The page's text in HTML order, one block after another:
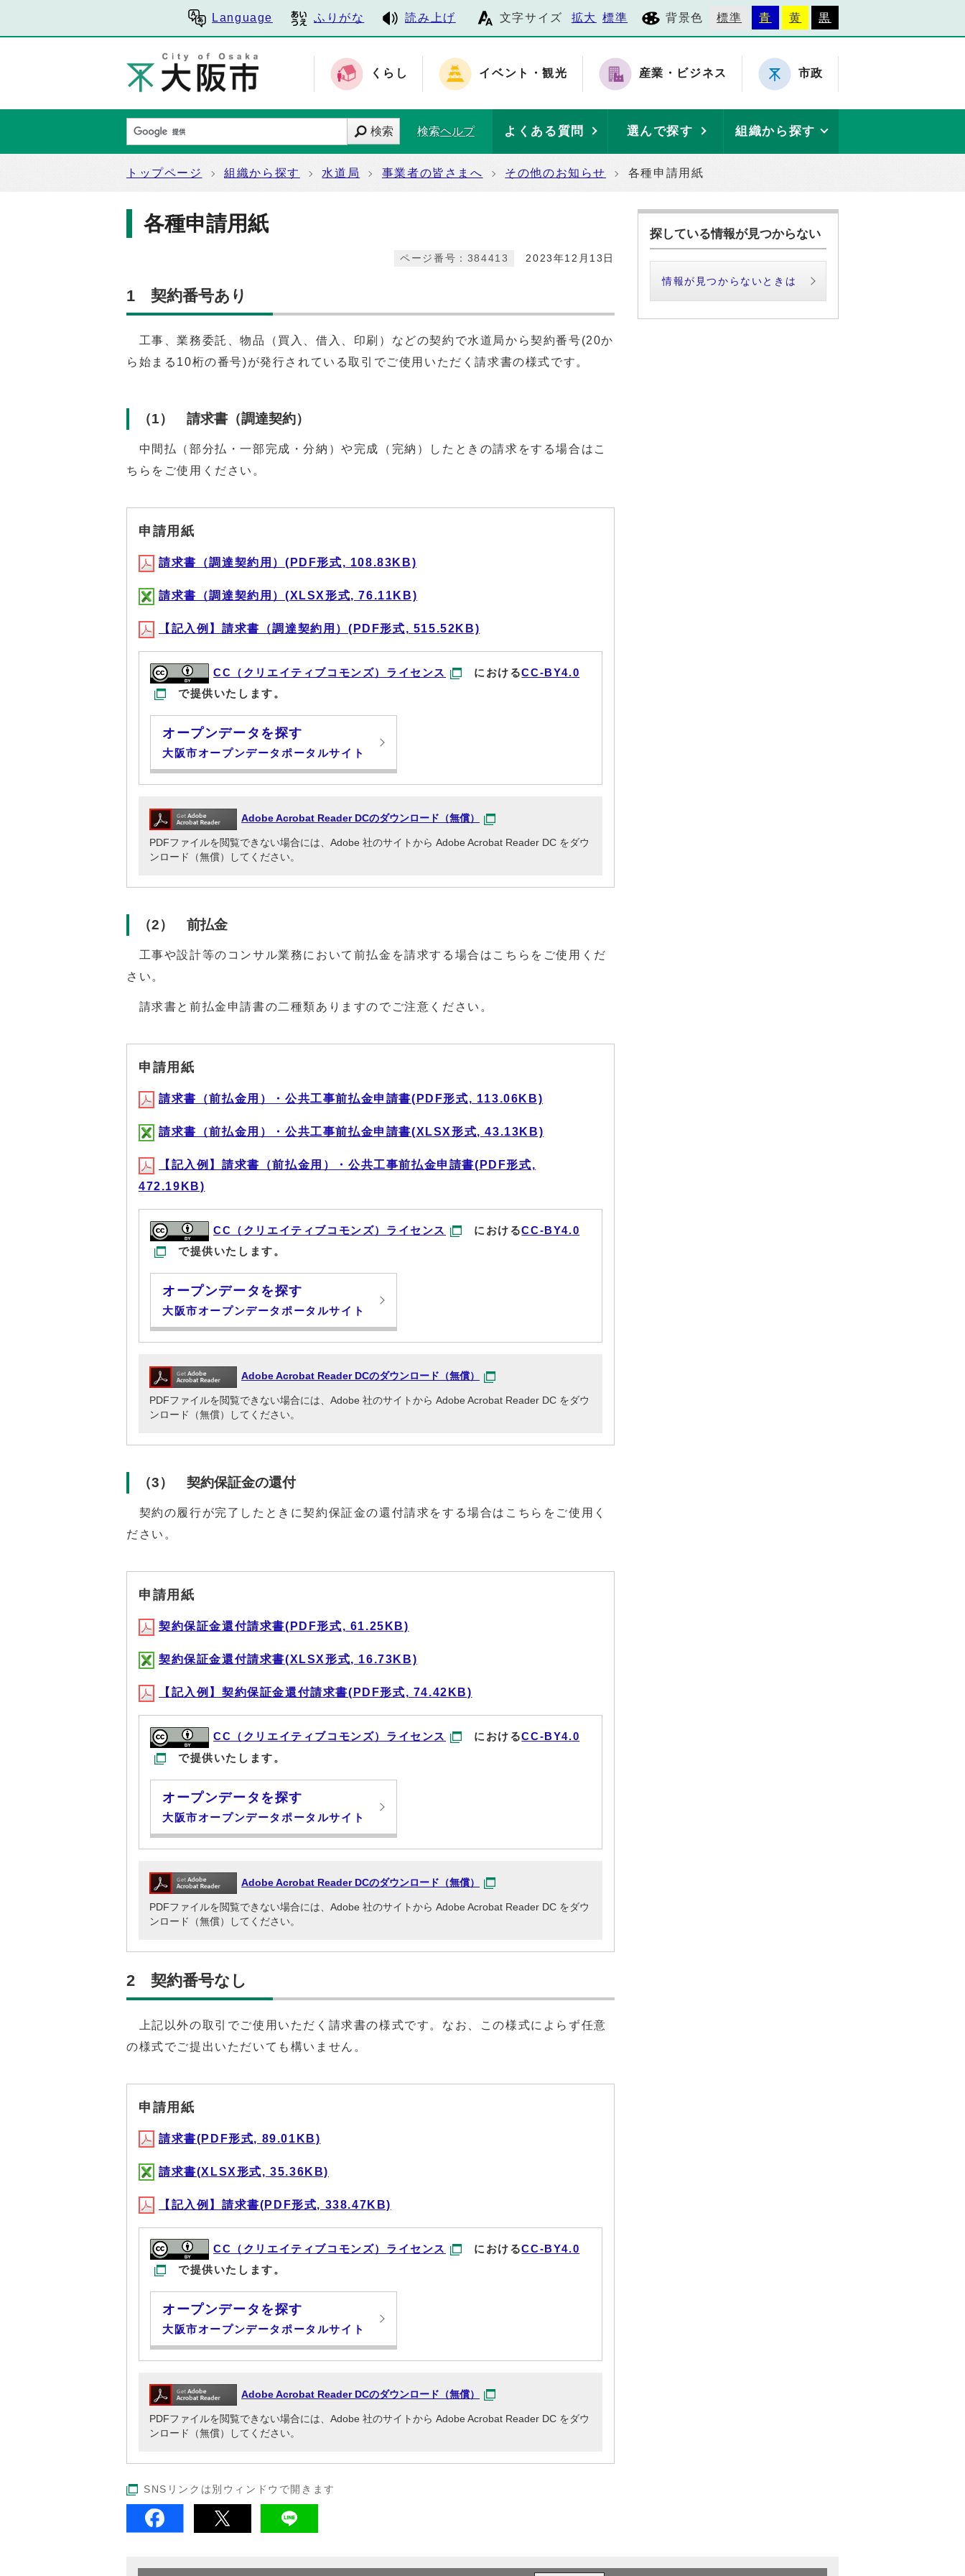
Language ふりがな 読み上げ 文字サイズ 拡大 標準 背景色 標準 青 黄 黒
くらし イベント・観光 産業・ビジネス 市政
検索 検索ヘルプ よくある質問 選んで探す 組織から探す
トップページ 組織から探す 水道局 事業者の皆さまへ その他のお知らせ 各種申請用紙
各種申請用紙
2023年12月13日
ページ番号：384413
1 契約番号あり
工事、業務委託、物品（買入、借入、印刷）などの契約で水道局から契約番号(20か
ら始まる10桁の番号)が発行されている取引でご使用いただく請求書の様式です。
（1） 請求書（調達契約）
中間払（部分払・一部完成・分納）や完成（完納）したときの請求をする場合はこ
ちらをご使用ください。
申請用紙
請求書（調達契約用）(PDF形式, 108.83KB)
請求書（調達契約用）(XLSX形式, 76.11KB)
【記入例】請求書（調達契約用）(PDF形式, 515.52KB)
CC（クリエイティブコモンズ）ライセンス におけるCC-BY4.0
で提供いたします。
オープンデータを探す
大阪市オープンデータポータルサイト
Adobe Acrobat Reader DCのダウンロード（無償）
PDFファイルを閲覧できない場合には、Adobe 社のサイトから Adobe Acrobat Reader DC をダウ
ンロード（無償）してください。
（2） 前払金
工事や設計等のコンサル業務において前払金を請求する場合はこちらをご使用くだ
さい。
請求書と前払金申請書の二種類ありますのでご注意ください。
申請用紙
請求書（前払金用）・公共工事前払金申請書(PDF形式, 113.06KB)
請求書（前払金用）・公共工事前払金申請書(XLSX形式, 43.13KB)
【記入例】請求書（前払金用）・公共工事前払金申請書(PDF形式,
472.19KB)
CC（クリエイティブコモンズ）ライセンス におけるCC-BY4.0
で提供いたします。
オープンデータを探す
大阪市オープンデータポータルサイト
Adobe Acrobat Reader DCのダウンロード（無償）
PDFファイルを閲覧できない場合には、Adobe 社のサイトから Adobe Acrobat Reader DC をダウ
ンロード（無償）してください。
（3） 契約保証金の還付
契約の履行が完了したときに契約保証金の還付請求をする場合はこちらをご使用く
ださい。
申請用紙
契約保証金還付請求書(PDF形式, 61.25KB)
契約保証金還付請求書(XLSX形式, 16.73KB)
【記入例】契約保証金還付請求書(PDF形式, 74.42KB)
CC（クリエイティブコモンズ）ライセンス におけるCC-BY4.0
で提供いたします。
オープンデータを探す
大阪市オープンデータポータルサイト
Adobe Acrobat Reader DCのダウンロード（無償）
PDFファイルを閲覧できない場合には、Adobe 社のサイトから Adobe Acrobat Reader DC をダウ
ンロード（無償）してください。
2 契約番号なし
上記以外の取引でご使用いただく請求書の様式です。なお、この様式によらず任意
の様式でご提出いただいても構いません。
申請用紙
請求書(PDF形式, 89.01KB)
請求書(XLSX形式, 35.36KB)
【記入例】請求書(PDF形式, 338.47KB)
CC（クリエイティブコモンズ）ライセンス におけるCC-BY4.0
で提供いたします。
オープンデータを探す
大阪市オープンデータポータルサイト
Adobe Acrobat Reader DCのダウンロード（無償）
PDFファイルを閲覧できない場合には、Adobe 社のサイトから Adobe Acrobat Reader DC をダウ
ンロード（無償）してください。
SNSリンクは別ウィンドウで開きます
探している情報が見つからない
情報が見つからないときは